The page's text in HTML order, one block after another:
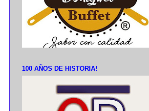
100 AÑOS DE HISTORIA!